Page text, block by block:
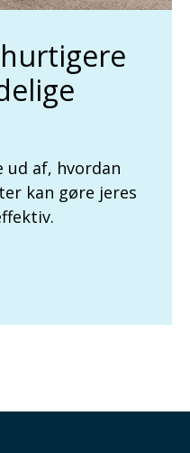
ud af, hvordan
kan gøre jeres